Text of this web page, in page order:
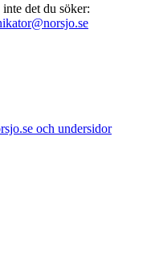
det du söker:
och undersidor